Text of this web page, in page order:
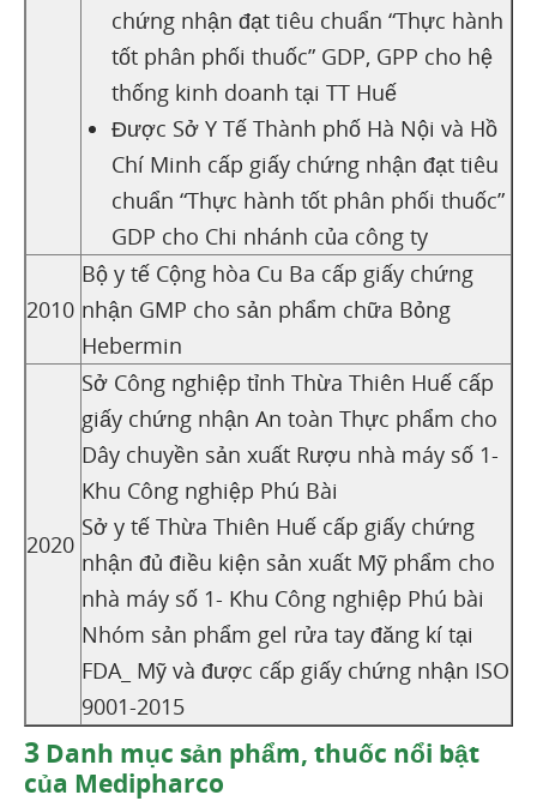
chứng nhận đạt tiêu chuẩn “Thực hành
tốt phân phối thuốc” GDP, GPP cho hệ
thống kinh doanh tại TT Huế
Được Sở Y Tế Thành phố Hà Nội và Hồ
Chí Minh cấp giấy chứng nhận đạt tiêu
chuẩn “Thực hành tốt phân phối thuốc”
GDP cho Chi nhánh của công ty
2010
Bộ y tế Cộng hòa Cu Ba cấp giấy chứng
nhận GMP cho sản phẩm chữa Bỏng
Hebermin
2020
Sở Công nghiệp tỉnh Thừa Thiên Huế cấp
giấy chứng nhận An toàn Thực phẩm cho
Dây chuyền sản xuất Rượu nhà máy số 1-
Khu Công nghiệp Phú Bài
Sở y tế Thừa Thiên Huế cấp giấy chứng
nhận đủ điều kiện sản xuất Mỹ phẩm cho
nhà máy số 1- Khu Công nghiệp Phú bài
Nhóm sản phẩm gel rửa tay đăng kí tại
FDA_ Mỹ và được cấp giấy chứng nhận ISO
9001-2015
3 Danh mục sản phẩm, thuốc nổi bật
của Medipharco